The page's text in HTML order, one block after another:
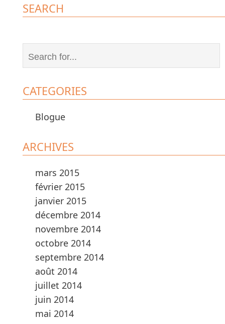
SEARCH
CATEGORIES
Blogue
ARCHIVES
mars 2015
février 2015
janvier 2015
décembre 2014
novembre 2014
octobre 2014
septembre 2014
août 2014
juillet 2014
juin 2014
mai 2014